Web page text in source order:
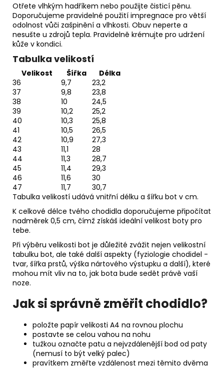
Otřete vlhkým hadříkem nebo použijte čisticí pěnu.
Doporučujeme pravidelné použití impregnace pro větší
odolnost vůči zašpinění a vlhkosti. Obuv neperte a
nesušte u zdrojů tepla. Pravidelně krémujte pro udržení
kůže v kondici.
Tabulka velikostí
Velikost Šířka
Délka
36
9,7
23,2
37
9,8
23,8
38
10
24,5
39
10,2
25,2
40
10,3
25,8
41
10,5
26,5
42
10,9
27,3
43
11,1
28
44
11,3
28,7
45
11,4
29,3
46
11,6
30
47
11,7
30,7
Tabulka velikostí udává vnitřní délku a šířku bot v cm.
K celkové délce tvého chodidla doporučujeme připočítat
nadměrek 0,5 cm, čímž získáš ideální velikost boty pro
tebe.
Při výběru velikosti bot je důležité zvážit nejen velikostní
tabulku bot, ale také další aspekty (fyziologie chodidel -
tvar, šířka prstů, výška nártového výstupku a další), které
mohou mít vliv na to, jak bota bude sedět právě vaší
noze.
Jak si správně změřit chodidlo?
položte papír velikosti A4 na rovnou plochu
postavte se celou vahou na nohu
tužkou označte patu a nejvzdálenější bod od paty
(nemusí to být velký palec)
pravítkem změřte vzdálenost mezi těmito dvěma